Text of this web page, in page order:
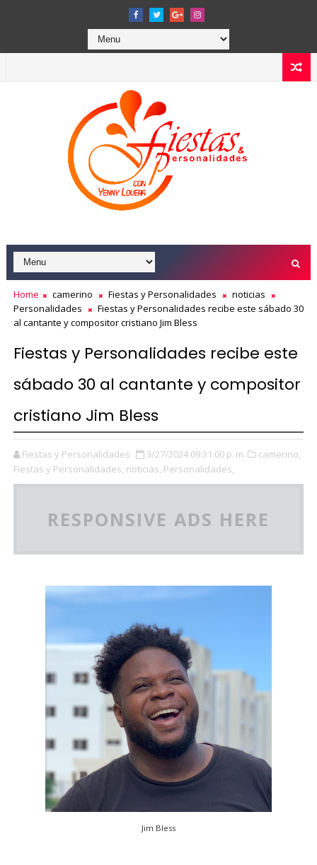
Home camerino Fiestas y Personalidades
noticias
Personalidades
Fiestas y Personalidades recibe este sábado 30
al cantante y compositor cristiano Jim Bless
Fiestas y Personalidades recibe este
sábado 30 al cantante y compositor
cristiano Jim Bless
Fiestas y Personalidades 3/27/2024 09:31:00 p. m.
camerino,
Fiestas y Personalidades, noticias, Personalidades,
RESPONSIVE ADS HERE
Jim Bless